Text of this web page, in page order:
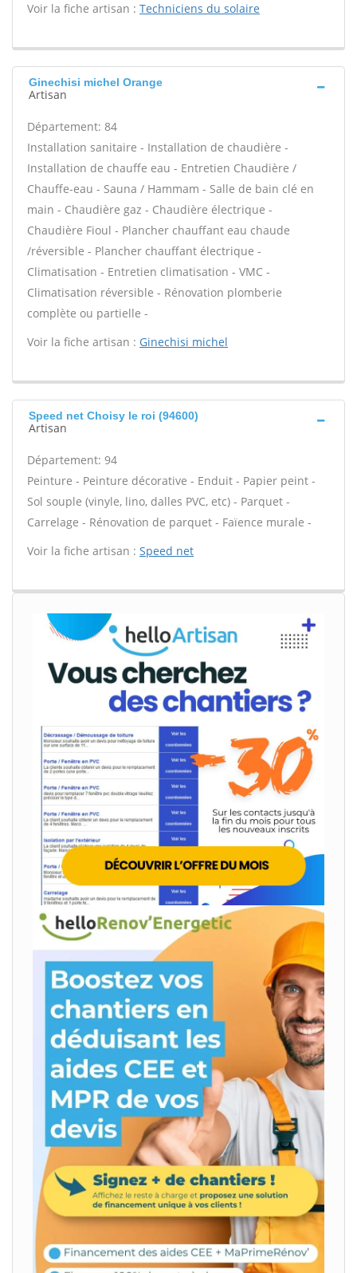
Voir la fiche artisan : Techniciens du solaire
Ginechisi michel Orange
Artisan
Département: 84
Installation sanitaire - Installation de chaudière -
Installation de chauffe eau - Entretien Chaudière /
Chauffe-eau - Sauna / Hammam - Salle de bain clé en
main - Chaudière gaz - Chaudière électrique -
Chaudière Fioul - Plancher chauffant eau chaude
/réversible - Plancher chauffant électrique -
Climatisation - Entretien climatisation - VMC -
Climatisation réversible - Rénovation plomberie
complète ou partielle -
Voir la fiche artisan : Ginechisi michel
Speed net Choisy le roi (94600)
Artisan
Département: 94
Peinture - Peinture décorative - Enduit - Papier peint -
Sol souple (vinyle, lino, dalles PVC, etc) - Parquet -
Carrelage - Rénovation de parquet - Faïence murale -
Voir la fiche artisan : Speed net